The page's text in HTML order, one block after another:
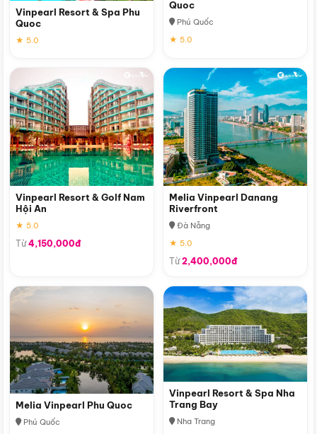
Vinpearl Resort & Spa Phu
Quoc
★ 5.0
Quoc
Phú Quốc
★ 5.0
Vinpearl Resort & Golf Nam
Hội An
★ 5.0
Từ4,150,000đ
Melia Vinpearl Danang
Riverfront
Đà Nẵng
★ 5.0
Từ2,400,000đ
Melia Vinpearl Phu Quoc
Phú Quốc
Vinpearl Resort & Spa Nha
Trang Bay
Nha Trang